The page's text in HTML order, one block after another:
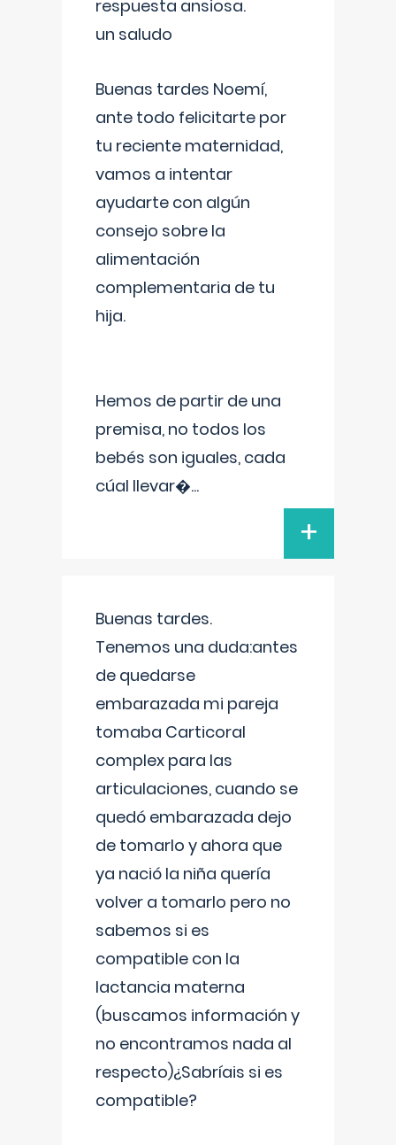
respuesta ansiosa.
un saludo
Buenas tardes Noemí,
ante todo felicitarte por
tu reciente maternidad,
vamos a intentar
ayudarte con algún
consejo sobre la
alimentación
complementaria de tu
hija.
Hemos de partir de una
premisa, no todos los
bebés son iguales, cada
cúal llevar�...
+
Buenas tardes.
Tenemos una duda:antes
de quedarse
embarazada mi pareja
tomaba Carticoral
complex para las
articulaciones, cuando se
quedó embarazada dejo
de tomarlo y ahora que
ya nació la niña quería
volver a tomarlo pero no
sabemos si es
compatible con la
lactancia materna
(buscamos información y
no encontramos nada al
respecto)¿Sabríais si es
compatible?